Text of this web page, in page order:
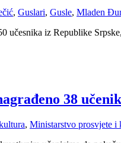
, Guslari, Gusle, Mladen
učesnika iz Republike
38
, Ministarstvo prosvjete i